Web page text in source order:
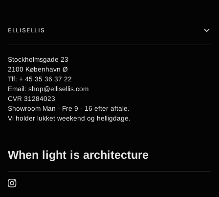
ELLISELLIS
Stockholmsgade 23
2100 København Ø
Tlf: + 45 35 36 37 22
Email: shop@ellisellis.com
CVR 31284023
Showroom Man - Fre 9 - 16 efter aftale.
Vi holder lukket weekend og helligdage.
When light is architecture